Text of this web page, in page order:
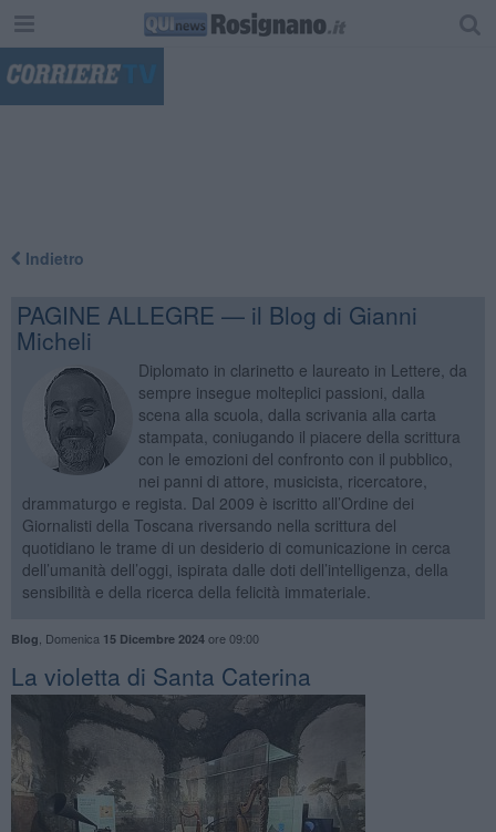
Indietro
PAGINE ALLEGRE — il Blog di Gianni
Micheli
Diplomato in clarinetto e laureato in Lettere, da
sempre insegue molteplici passioni, dalla
scena alla scuola, dalla scrivania alla carta
stampata, coniugando il piacere della scrittura
con le emozioni del confronto con il pubblico,
nei panni di attore, musicista, ricercatore,
drammaturgo e regista. Dal 2009 è iscritto all’Ordine dei
Giornalisti della Toscana riversando nella scrittura del
quotidiano le trame di un desiderio di comunicazione in cerca
dell’umanità dell’oggi, ispirata dalle doti dell’intelligenza, della
sensibilità e della ricerca della felicità immateriale.
Blog Domenica 15 Dicembre 2024ore 09:00
​La violetta di Santa Caterina